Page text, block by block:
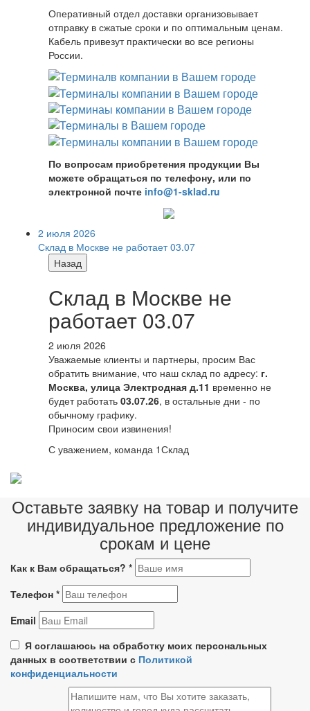
Оперативный отдел доставки организовывает
отправку в сжатые сроки и по оптимальным ценам.
Кабель привезут практически во все регионы
России.
По вопросам приобретения продукции Вы
можете обращаться по телефону, или по
электронной почте info@1-sklad.ru
2 июля 2026
Склад в Москве не работает 03.07
Назад
Склад в Москве не
работает 03.07
2 июля 2026
Уважаемые клиенты и партнеры, просим Вас
обратить внимание, что наш склад по адресу: г.
Москва, улица Электродная д.11 временно не
будет работать 03.07.26, в остальные дни - по
обычному графику.
Приносим свои извинения!
С уважением, команда 1Склад
Оставьте заявку на товар и получите
индивидуальное предложение по
срокам и цене
Как к Вам обращаться? *
Телефон *
Email
Я соглашаюсь на обработку моих персональных
данных в соответствии с Политикой
конфиденциальности